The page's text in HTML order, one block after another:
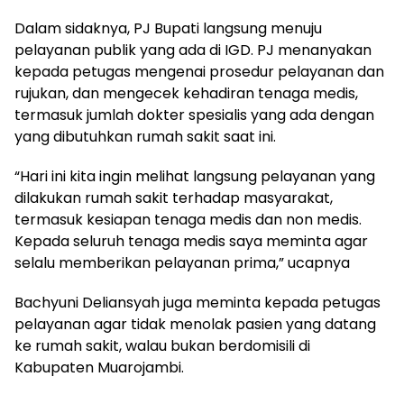
Dalam sidaknya, PJ Bupati langsung menuju
pelayanan publik yang ada di IGD. PJ menanyakan
kepada petugas mengenai prosedur pelayanan dan
rujukan, dan mengecek kehadiran tenaga medis,
termasuk jumlah dokter spesialis yang ada dengan
yang dibutuhkan rumah sakit saat ini.
“Hari ini kita ingin melihat langsung pelayanan yang
dilakukan rumah sakit terhadap masyarakat,
termasuk kesiapan tenaga medis dan non medis.
Kepada seluruh tenaga medis saya meminta agar
selalu memberikan pelayanan prima,” ucapnya
Bachyuni Deliansyah juga meminta kepada petugas
pelayanan agar tidak menolak pasien yang datang
ke rumah sakit, walau bukan berdomisili di
Kabupaten Muarojambi.